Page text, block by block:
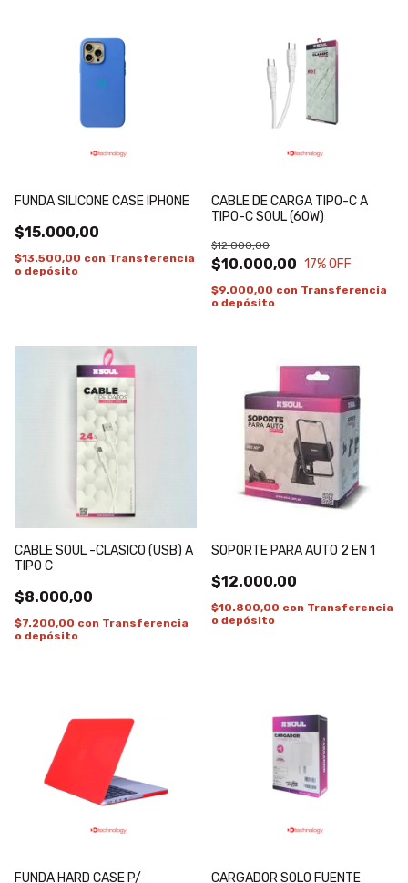
FUNDA SILICONE CASE IPHONE
$15.000,00
$13.500,00 con Transferencia
o depósito
CABLE DE CARGA TIPO-C A
TIPO-C SOUL (60W)
$10.000,00
$12.000,00
17% OFF
$9.000,00 con Transferencia
o depósito
CABLE SOUL -CLASICO (USB) A
TIPO C
$8.000,00
$7.200,00 con Transferencia
o depósito
SOPORTE PARA AUTO 2 EN 1
$12.000,00
$10.800,00 con Transferencia
o depósito
FUNDA HARD CASE P/
CARGADOR SOLO FUENTE